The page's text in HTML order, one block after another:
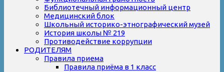
Библиотечный информационный центр
Медицинский блок
Школьный историко-этнографический музей
История школы № 219
Противодействие коррупции
РОДИТЕЛЯМ
Правила приема
Правила приёма в 1 класс